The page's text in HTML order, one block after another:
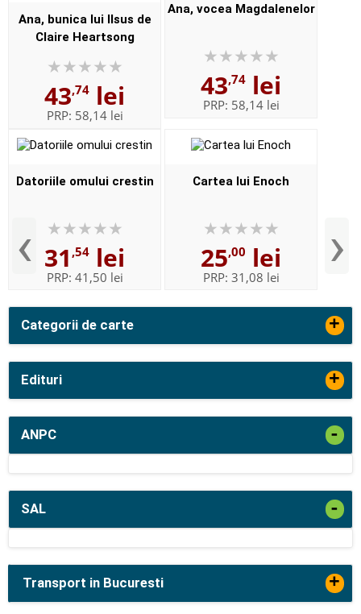
Categorii de carte +
Edituri +
ANPC -
SAL -
‹
Ana, bunica lui IIsus de
Claire Heartsong
43,74 lei
PRP: 58,14 lei
Ana, vocea Magdalenelor
43,74 lei
PRP: 58,14 lei
Datoriile omului crestin
31 ,54 lei
PRP: 41,50 lei
Cartea lui Enoch
25,00 lei
PRP: 31,08 lei ›
Transport in Bucuresti +